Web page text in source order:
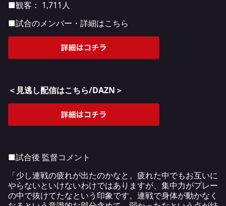
■観客： 1,711人
■試合のメンバー・詳細はこちら
＜見逃し配信はこちら/DAZN＞
■試合後 監督コメント
「少し連戦の疲れが出たのかなと。疲れた中でもお互いに
やらないといけないわけではありますが、集中力がプレー
の中で抜けてたなという印象です。連戦で身体が動かなく